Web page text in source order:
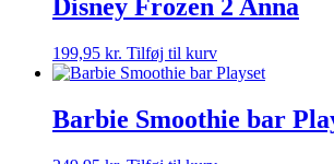
Disney Frozen 2 Anna
199,95 kr. Tilføj til kurv
Barbie Smoothie bar